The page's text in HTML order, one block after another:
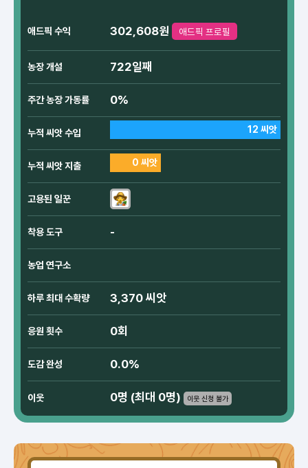
애드픽 수익 302,608원 애드픽 프로필
농장 개설 722일째
주간 농장 가동률 0%
누적 씨앗 수입 12 씨앗
누적 씨앗 지출 0 씨앗
고용된 일꾼
착용 도구 -
농업 연구소
하루 최대 수확량 3,370 씨앗
응원 횟수 0회
도감 완성 0.0%
이웃 0명 (최대 0명) 이웃 신청 불가